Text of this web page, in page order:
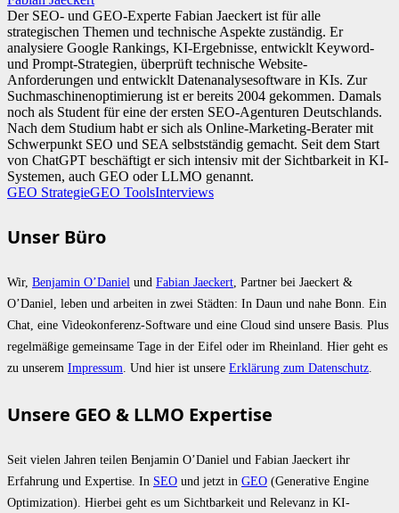
Der SEO- und GEO-Experte Fabian Jaeckert ist für alle
strategischen Themen und technische Aspekte zuständig. Er
analysiere Google Rankings, KI-Ergebnisse, entwicklt Keyword-
und Prompt-Strategien, überprüft technische Website-
Anforderungen und entwicklt Datenanalysesoftware in KIs. Zur
Suchmaschinenoptimierung ist er bereits 2004 gekommen. Damals
noch als Student für eine der ersten SEO-Agenturen Deutschlands.
Nach dem Studium habt er sich als Online-Marketing-Berater mit
Schwerpunkt SEO und SEA selbstständig gemacht. Seit dem Start
von ChatGPT beschäftigt er sich intensiv mit der Sichtbarkeit in KI-
Systemen, auch GEO oder LLMO genannt.
GEO StrategieGEO ToolsInterviews
Unser Büro
Wir, Benjamin O’Daniel und Fabian Jaeckert , Partner bei Jaeckert &
O’Daniel, leben und arbeiten in zwei Städten: In Daun und nahe Bonn. Ein
Chat, eine Videokonferenz-Software und eine Cloud sind unsere Basis. Plus
regelmäßige gemeinsame Tage in der Eifel oder im Rheinland. Hier geht es
zu unserem Impressum . Und hier ist unsere Erklärung zum Datenschutz
Unsere GEO & LLMO Expertise
Seit vielen Jahren teilen Benjamin O’Daniel und Fabian Jaeckert ihr
Erfahrung und Expertise. In SEO und jetzt in GEO (Generative Engine
Optimization). Hierbei geht es um Sichtbarkeit und Relevanz in KI-